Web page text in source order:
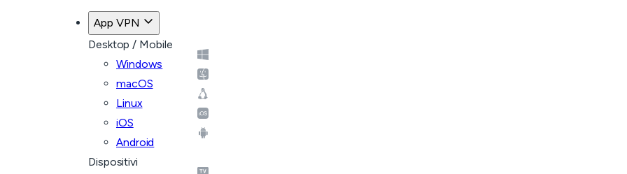
App VPN
Desktop / Mobile
Windows
macOS
Linux
iOS
Android
Dispositivi